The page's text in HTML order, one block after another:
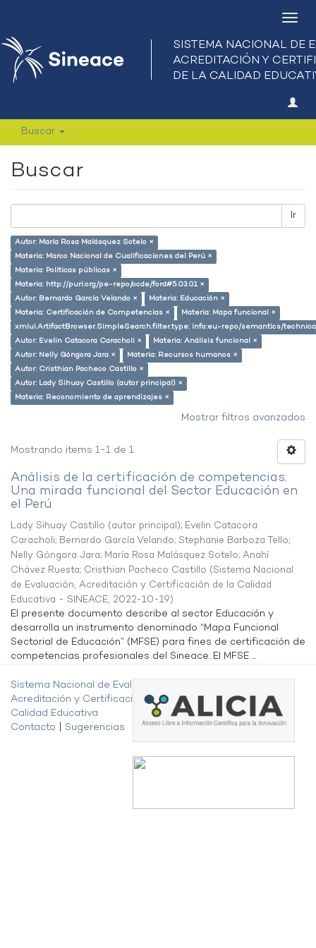
Buscar
Buscar
Ir
Autor: María Rosa Malásquez Sotelo ×
Materia: Marco Nacional de Cualificaciones del Perú ×
Materia: Políticas públicas ×
Materia: http://purl.org/pe-repo/ocde/ford#5.03.01 ×
Autor: Bernardo García Velando ×
Materia: Educación ×
Materia: Certificación de Competencias ×
Materia: Mapa funcional ×
xmlui.ArtifactBrowser.SimpleSearch.filter.type: info:eu-repo/semantics/
Autor: Evelin Catacora Caracholi ×
Materia: Análisis funcional ×
Autor: Nelly Góngora Jara ×
Materia: Recursos humanos ×
Autor: Cristhian Pacheco Castillo ×
Autor: Lady Sihuay Castillo (autor principal) ×
Materia: Reconomiento de aprendizajes ×
Mostrar filtros avanzados
Mostrando ítems 1-1 de 1
Análisis de la certificación de competencias:
Una mirada funcional del Sector Educación en
el Perú
Lady Sihuay Castillo (autor principal); Evelin Catacora
Caracholi; Bernardo García Velando; Stephanie Barboza Tello;
Nelly Góngora Jara; María Rosa Malásquez Sotelo; Anahí
Chávez Ruesta; Cristhian Pacheco Castillo (Sistema Nacional
de Evaluación, Acreditación y Certificación de la Calidad
Educativa - SINEACE, 2022-10-19)
El presente documento describe al sector Educación y
desarrolla un instrumento denominado “Mapa Funcional
Sectorial de Educación” (MFSE) para fines de certificación de
competencias profesionales del Sineace. El MFSE ...
Sistema Nacional de Evaluación,
Acreditación y Certificación de la
Calidad Educativa
Contacto
Sugerencias